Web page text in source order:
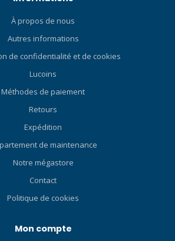
À propos de nous
Autres informations
de confidentialité et de cookies
Lucoins
Méthodes de paiement
Retours
Expédition
de maintenance
Notre mégastore
Contact
Politique de cookies
Mon compte